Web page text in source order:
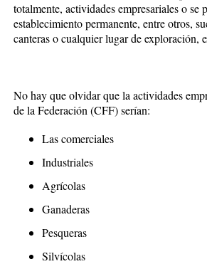
totalmente, actividades empresariales o se
establecimiento permanente, entre otros,
canteras o cualquier lugar de
No hay que olvidar que la actividades
de la Federación (CFF) serían:
Las comerciales
Industriales
Agrícolas
Ganaderas
Pesqueras
Silvícolas